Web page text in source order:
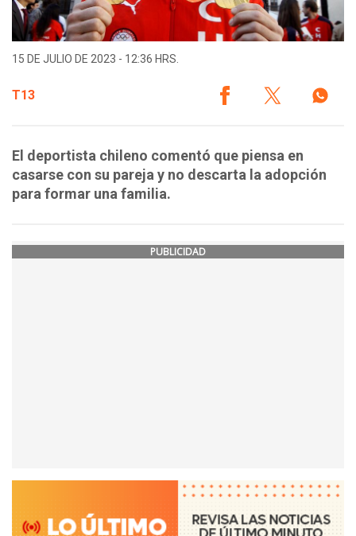
15 DE JULIO DE 2023 - 12:36 HRS.
T13
El deportista chileno comentó que piensa en
casarse con su pareja y no descarta la adopción
para formar una familia.
PUBLICIDAD